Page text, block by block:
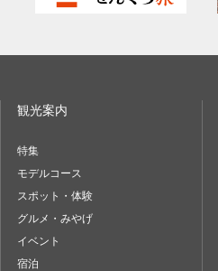
観光案内
特集
モデルコース
スポット・体験
グルメ・みやげ
イベント
宿泊